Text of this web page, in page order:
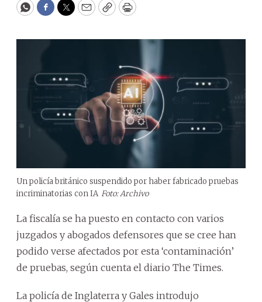
WhatsApp
Facebook
Twitter
EmailCopyPrint
Un policía británico suspendido por haber fabricado pruebas
incriminatorias con IA Foto: Archivo
La fiscalía se ha puesto en contacto con varios
juzgados y abogados defensores que se cree han
podido verse afectados por esta ‘contaminación’
de pruebas, según cuenta el diario The Times.
La policía de Inglaterra y Gales introdujo